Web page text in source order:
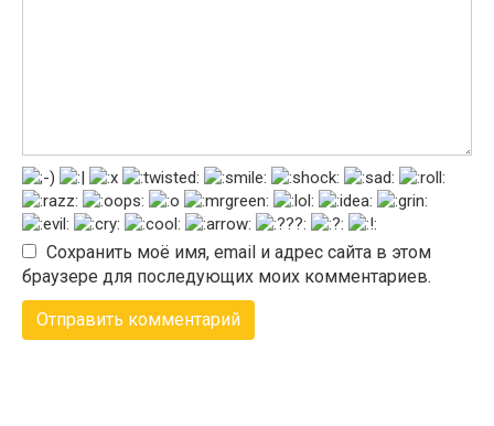
Сохранить моё имя, email и адрес сайта в этом
браузере для последующих моих комментариев.